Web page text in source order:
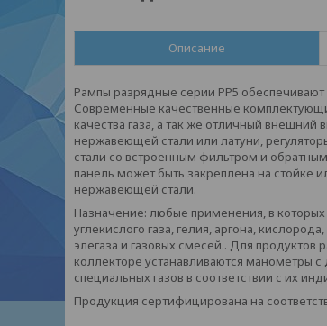
Описание
Рампы разрядные серии РР5 обеспечивают
Современные качественные
качества газа, а так же отличный
нержавеющей стали или латуни,
стали со встроенным фильтром и
панель может быть закреплена на стойке
нержавеющей стали.
Назначение: любые применения, в которых
углекислого газа, гелия, аргона,
элегаза и газовых смесей.. Для продуктов
коллекторе устанавливаются манометры
специальных газов в соответствии с их
Продукция сертифицирована на